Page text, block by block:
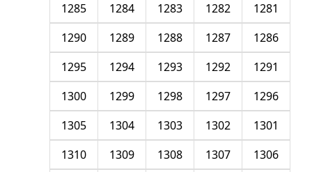
1281
1282
1283
1284
1285
1286
1287
1288
1289
1290
1291
1292
1293
1294
1295
1296
1297
1298
1299
1300
1301
1302
1303
1304
1305
1306
1307
1308
1309
1310